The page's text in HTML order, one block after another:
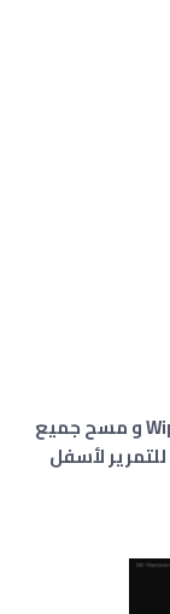
الآن يجب عليك تحديد مسح البيانات Wipe Data و مسح جميع
للتمرير لأسفل